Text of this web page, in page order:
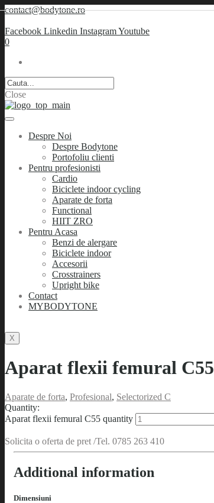
contact@bodytone.ro
Facebook Linkedin InstagramYoutube
0
Close
Despre Noi
Despre Bodytone
Portofoliu clienti
Pentru profesionisti
Cardio
Biciclete indoor cycling
Aparate de forta
Functional
HIIT ZRO
Pentru Acasa
Benzi de alergare
Biciclete indoor
Accesorii
Crosstrainers
Upright bike
Contact
MYBODYTONE
X
Aparat flexii femural C55
Aparate de forta, Profesional, Selectorized C
Quantity:
Aparat flexii femural C55 quantity
Solicita o oferta de pret /Tel. 0785 263 410
Additional information
Dimensiuni